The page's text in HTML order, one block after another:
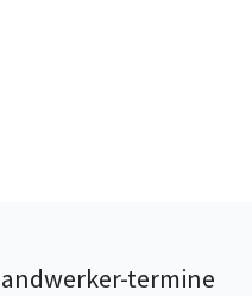
termine